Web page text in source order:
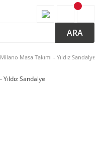
ARA
Milano Masa Takımı - Yıldız Sandalye